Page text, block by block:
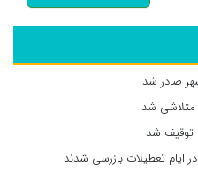
صادر شد
توقیف شد
ایام تعطیلات بازرسی شدند